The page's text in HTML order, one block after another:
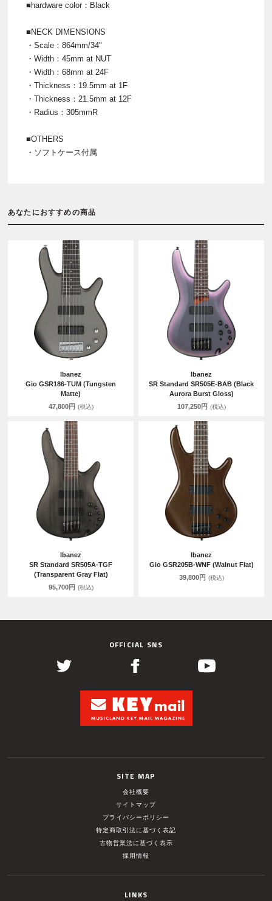
■hardware color：Black
■NECK DIMENSIONS
・Scale：864mm/34"
・Width：45mm at NUT
・Width：68mm at 24F
・Thickness：19.5mm at 1F
・Thickness：21.5mm at 12F
・Radius：305mmR
■OTHERS
・ソフトケース付属
あなたにおすすめの商品
Ibanez
Gio GSR186-TUM (Tungsten
Matte)
47,800円 (税込)
Ibanez
SR Standard SR505E-BAB (Black
Aurora Burst Gloss)
107,250円 (税込)
Ibanez
SR Standard SR505A-TGF
(Transparent Gray Flat)
95,700円 (税込)
Ibanez
Gio GSR205B-WNF (Walnut Flat)
39,800円 (税込)
OFFICIAL SNS
SITE MAP
会社概要
サイトマップ
プライバシーポリシー
特定商取引法に基づく表記
古物営業法に基づく表示
採用情報
LINKS